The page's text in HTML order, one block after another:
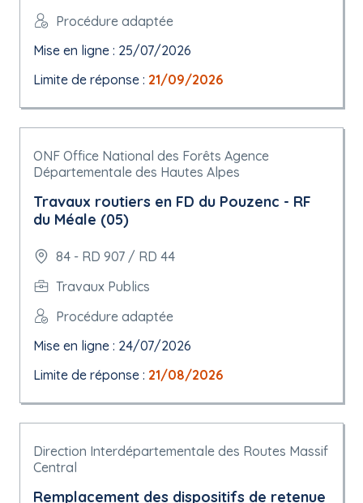
Procédure adaptée
Mise en ligne : 25/07/2026
Limite de réponse : 21/09/2026
ONF Office National des Forêts Agence
Départementale des Hautes Alpes
Travaux routiers en FD du Pouzenc - RF
du Méale (05)
84 - RD 907 / RD 44
Travaux Publics
Procédure adaptée
Mise en ligne : 24/07/2026
Limite de réponse : 21/08/2026
Direction Interdépartementale des Routes Massif
Central
Remplacement des dispositifs de retenue